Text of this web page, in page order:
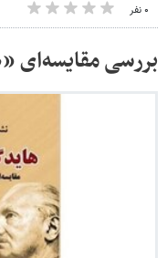
۰ نفر
بررسی مقایسه‌ای